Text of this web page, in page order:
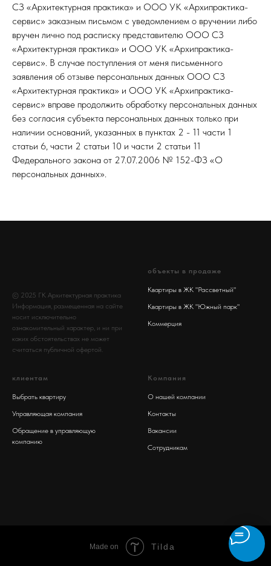
СЗ «Архитектурная практика» и ООО УК «Архипрактика-
сервис» заказным письмом с уведомлением о вручении либо
вручен лично под расписку представителю ООО СЗ
«Архитектурная практика» и ООО УК «Архипрактика-
сервис». В случае поступления от меня письменного
заявления об отзыве персональных данных ООО СЗ
«Архитектурная практика» и ООО УК «Архипрактика-
сервис» вправе продолжить обработку персональных данных
без согласия субъекта персональных данных только при
наличии оснований, указанных в пунктах 2 - 11 части 1
статьи 6, части 2 статьи 10 и части 2 статьи 11
Федерального закона от 27.07.2006 № 152-ФЗ «О
персональных данных».
© 2025 ГК Архитектурная практика
Информация, размещенная на сайте
носит исключительно
ознакомительный характер, и ни при
каких обстоятельствах не может
считаться публичной офертой.
объекты в продаже
Квартиры в ЖК "Рассветный"
Квартиры в ЖК "Южный парк"
Коммерция
клиентам
Выбрать квартиру
Управляющая компания
Обращение в управляющую
компанию
Компания
О нашей компании
Контакты
Вакансии
Сотрудникам
Made on Tilda